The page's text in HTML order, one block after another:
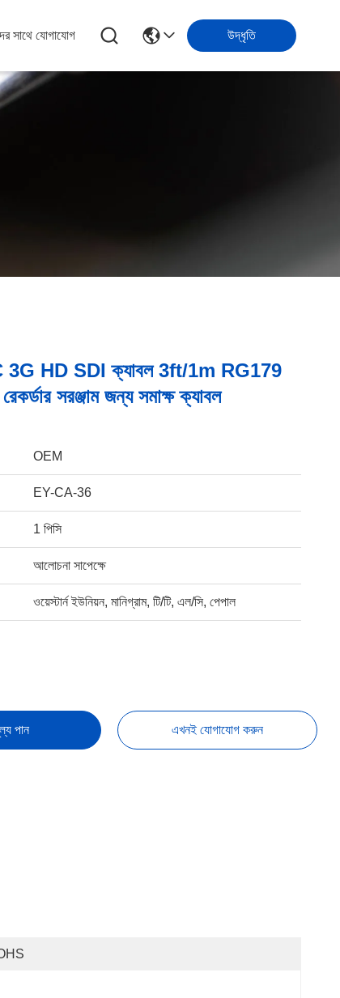
সাথে যোগাযোগ উদ্ধৃতি
3G HD SDI ক্যাবল 3ft/1m RG179
সরঞ্জাম জন্য সমাক্ষ ক্যাবল
OEM
EY-CA-36
1 পিসি
আলোচনা সাপেক্ষে
ওয়েস্টার্ন ইউনিয়ন, মানিগ্রাম, টি/টি, এল/সি, পেপাল
পান এখনই যোগাযোগ করুন